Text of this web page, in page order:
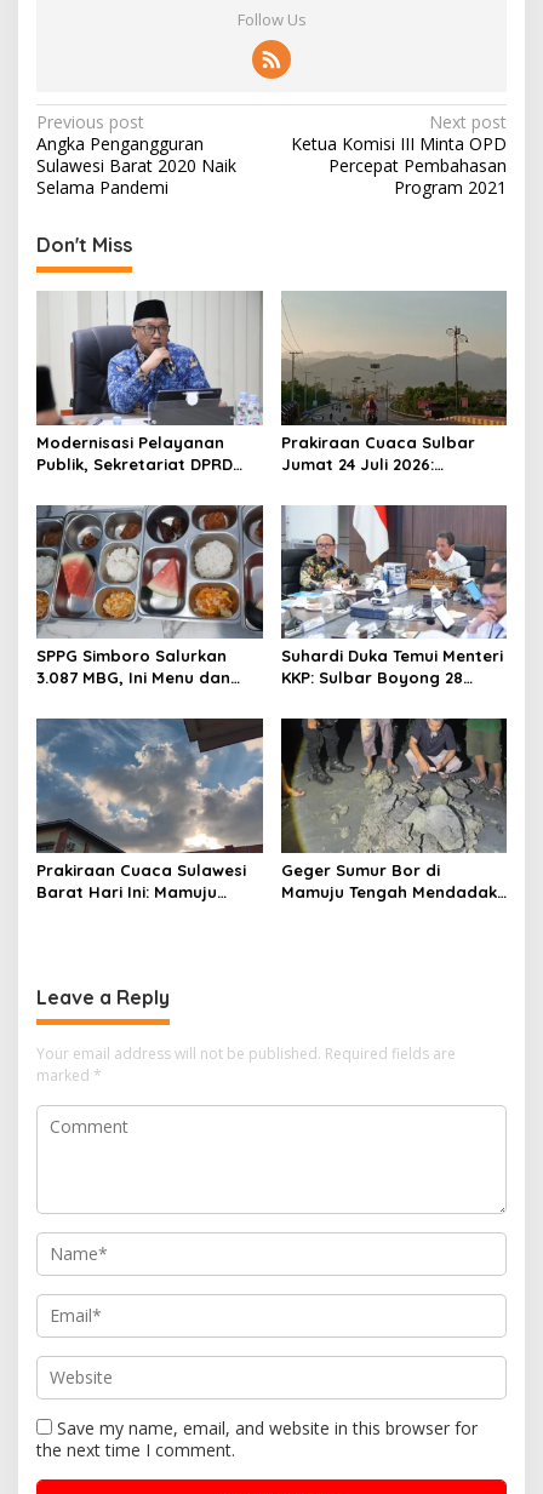
Follow Us
P
o
s
t
n
a
i
g
a
t
i
o
n
Previous post
Angka Pengangguran
Sulawesi Barat 2020 Naik
Selama Pandemi
Next post
Ketua Komisi III Minta OPD
Percepat Pembahasan
Program 2021
Don't Miss
Modernisasi Pelayanan
Publik, Sekretariat DPRD
Luncurkan Aplikasi SIPAKDE
Prakiraan Cuaca Sulbar
Jumat 24 Juli 2026:
Daerah Pesisir Cerah
SPPG Simboro Salurkan
3.087 MBG, Ini Menu dan
Suhardi Duka Temui Menteri
KKP: Sulbar Boyong 28
Kapal 30 GT
Prakiraan Cuaca Sulawesi
Barat Hari Ini: Mamuju
Geger Sumur Bor di
Mamuju Tengah Mendadak
Leave a Reply
Your email address will not be published. Required fields are
marked *
Save my name, email, and website in this browser for
the next time I comment.